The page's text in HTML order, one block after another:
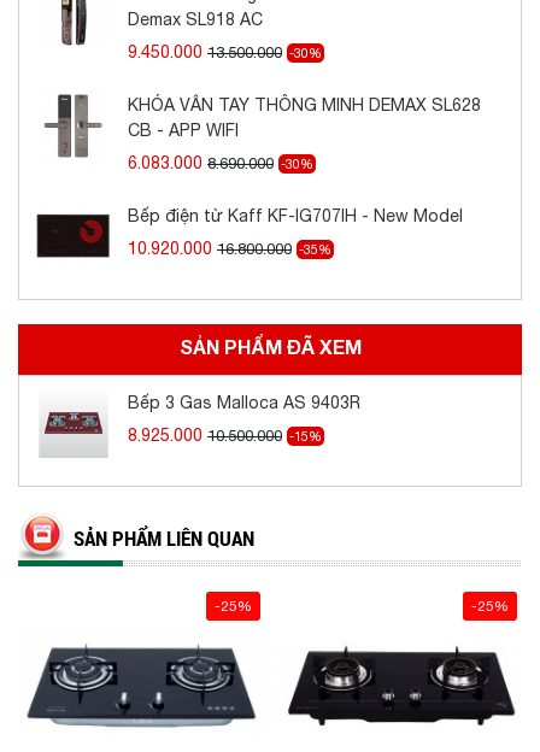
pin, tiện dụng và không lo lắng mỗi khi cúp điện.
- Chế độ ngắt gas an toàn
Hệ thống van an toàn tự động ngắt gas khi gặp
sự cố giúp bảo vệ an toàn cho bản thân và gia
Demax SL918 AC
9.450.000 13.500.000 -30%
KHÓA VÂN TAY THÔNG MINH DEMAX SL628
CB - APP WIFI
6.083.000 8.690.000 -30%
Bếp điện từ Kaff KF-IG707IH - New Model
10.920.000 16.800.000 -35%
SẢN PHẨM ĐÃ XEM
Bếp 3 Gas Malloca AS 9403R
8.925.000 10.500.000 -15%
SẢN PHẨM LIÊN QUAN
-25% -25%